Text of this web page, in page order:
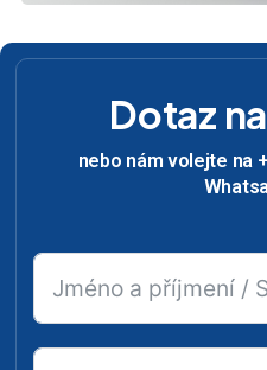
Dotaz
nebo nám volejte na